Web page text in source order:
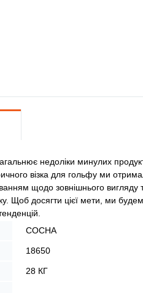
недоліки минулих
візка для гольфу ми
щодо зовнішнього
Щоб досягти цієї мети, ми
СОСНА
18650
28 КГ